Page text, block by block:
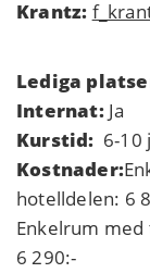
Krantz:
Lediga
Internat: Ja
Kurstid: 6-10
Kostnader:
hotelldelen: 6
Enkelrum
6 290:-